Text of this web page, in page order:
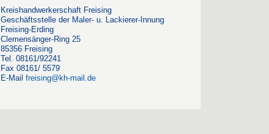
Kreishandwerkerschaft Freising
Geschäftsstelle der Maler- u. Lackierer-Innung
Freising-Erding
Clemensänger-Ring 25
85356 Freising
Tel. 08161/92241
Fax 08161/ 5579
E-Mail freising@kh-mail.de